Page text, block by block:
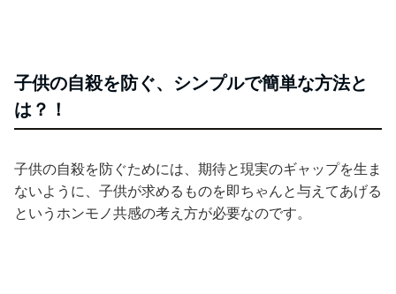
子供の自殺を防ぐ、シンプルで簡単な方法と
は？！
子供の自殺を防ぐためには、期待と現実のギャップを生ま
ないように、子供が求めるものを即ちゃんと与えてあげる
というホンモノ共感の考え方が必要なのです。